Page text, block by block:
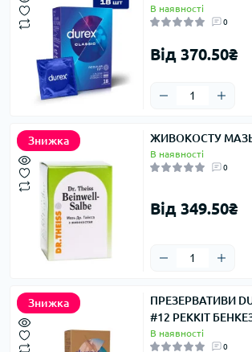
В наявності
0
Від 370.50₴
Знижка ЖИВОКОСТУ МАЗЬ
В наявності
0
Від 349.50₴
Знижка
ПРЕЗЕРВАТИВИ
#12 РЕККІТ
В наявності
0